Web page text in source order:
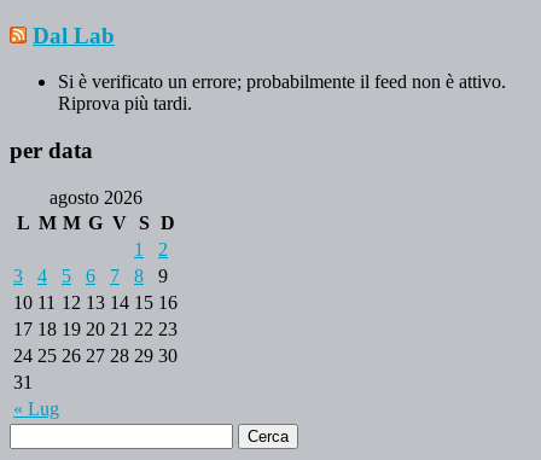
Dal Lab
Si è verificato un errore; probabilmente il feed non è attivo.
Riprova più tardi.
per data
agosto 2026
L M M G V S D
« Lug
1
2
3
4 5 6 7 8
9
10 11 12 13 14 15 16
17 18 19 20 21 22 23
24 25 26 27 28 29 30
31